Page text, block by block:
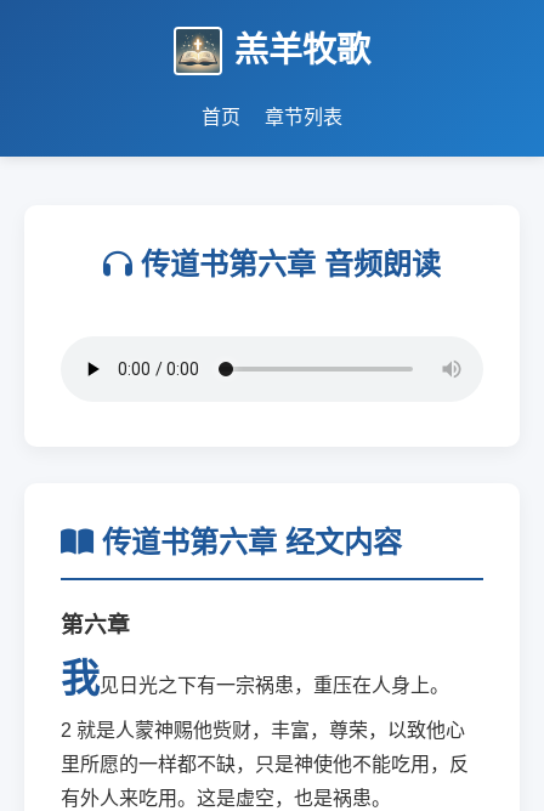
羔羊牧歌
首页 章节列表
传道书第六章 音频朗读
传道书第六章 经文内容
第六章
我见日光之下有一宗祸患，重压在人身上。
2 就是人蒙神赐他赀财，丰富，尊荣，以致他心
里所愿的一样都不缺，只是神使他不能吃用，反
有外人来吃用。这是虚空，也是祸患。